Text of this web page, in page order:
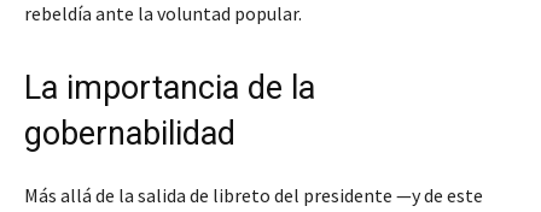
rebeldía ante la voluntad popular.
La importancia de la
gobernabilidad
Más allá de la salida de libreto del presidente —y de este